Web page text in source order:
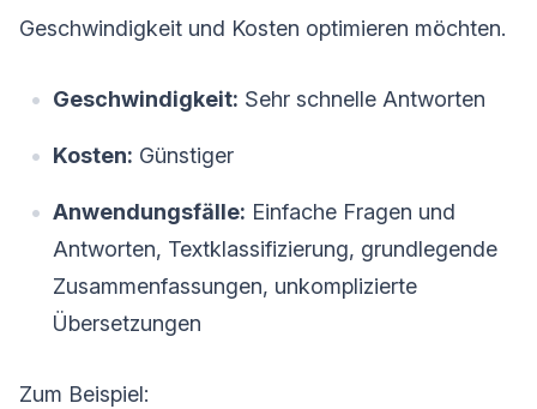
Geschwindigkeit und Kosten optimieren möchten.
Geschwindigkeit: Sehr schnelle Antworten
Kosten: Günstiger
Anwendungsfälle: Einfache Fragen und
Antworten, Textklassifizierung, grundlegende
Zusammenfassungen, unkomplizierte
Übersetzungen
Zum Beispiel: